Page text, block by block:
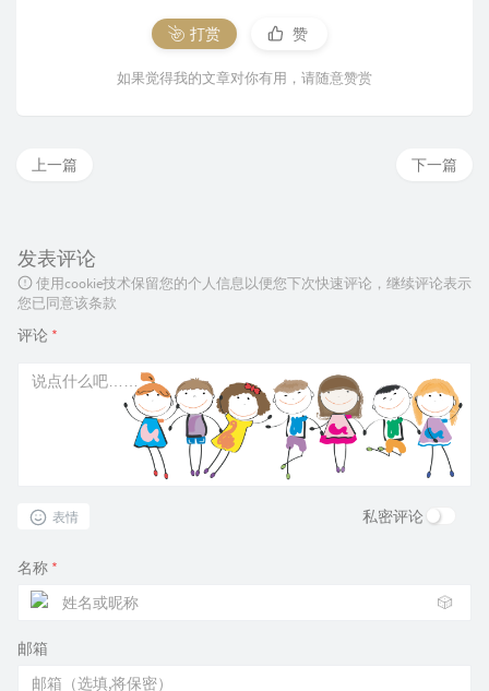
打赏 赞
如果觉得我的文章对你有用，请随意赞赏
下一篇
上一篇
发表评论
使用cookie技术保留您的个人信息以便您下次快速评论，继续评论表示
您已同意该条款
评论 *
表情 私密评论
名称 *
🎲
邮箱